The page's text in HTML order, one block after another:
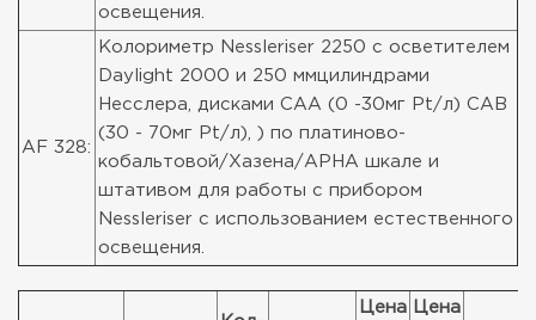
освещения.
AF 328:
Колориметр Nessleriser 2250 с осветителем
Daylight 2000 и 250 ммцилиндрами
Несслера, дисками CAA (0 -30мг Pt/л) CAB
(30 - 70мг Pt/л), ) по платиново-
кобальтовой/Хазена/APHA шкале и
штативом для работы с прибором
Nessleriser с использованием естественного
освещения.
Цена
Цена